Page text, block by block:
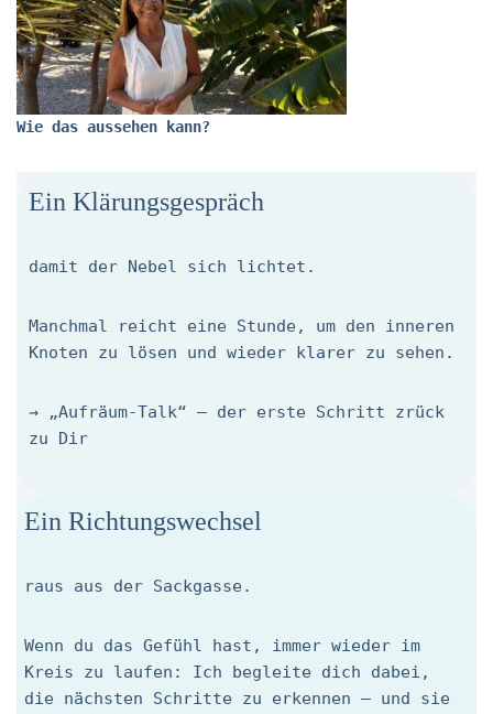
Wie das aussehen kann?
Ein Klärungsgespräch
damit der Nebel sich lichtet.
Manchmal reicht eine Stunde, um den inneren
Knoten zu lösen und wieder klarer zu sehen.
→ „Aufräum-Talk“ – der erste Schritt zrück
zu Dir
Ein Richtungswechsel
raus aus der Sackgasse.
Wenn du das Gefühl hast, immer wieder im
Kreis zu laufen: Ich begleite dich dabei,
die nächsten Schritte zu erkennen – und sie